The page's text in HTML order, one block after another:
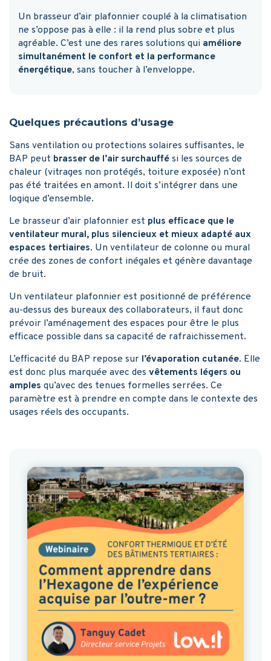
Un brasseur d’air plafonnier couplé à la climatisation
ne s’oppose pas à elle : il la rend plus sobre et plus
agréable. C’est une des rares solutions qui améliore
simultanément le confort et la performance
énergétique, sans toucher à l’enveloppe.
Quelques précautions d’usage
Sans ventilation ou protections solaires suffisantes, le
BAP peut brasser de l’air surchauffé si les sources de
chaleur (vitrages non protégés, toiture exposée) n’ont
pas été traitées en amont. Il doit s’intégrer dans une
logique d’ensemble.
Le brasseur d’air plafonnier est plus efficace que le
ventilateur mural, plus silencieux et mieux adapté aux
espaces tertiaires. Un ventilateur de colonne ou mural
crée des zones de confort inégales et génère davantage
de bruit.
Un ventilateur plafonnier est positionné de préférence
au-dessus des bureaux des collaborateurs, il faut donc
prévoir l’aménagement des espaces pour être le plus
efficace possible dans sa capacité de rafraichissement.
L’efficacité du BAP repose sur l’évaporation cutanée. Elle
est donc plus marquée avec des vêtements légers ou
amples qu’avec des tenues formelles serrées. Ce
paramètre est à prendre en compte dans le contexte des
usages réels des occupants.